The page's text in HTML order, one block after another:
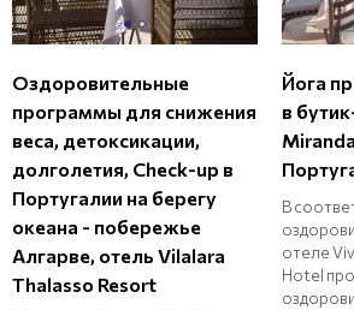
Оздоровительные
программы для снижения
веса, детоксикации,
долголетия, Check-up в
Португалии на берегу
океана - побережье
Алгарве, отель Vilalara
Thalasso Resort
Йога
в
В
отеле
Hotel